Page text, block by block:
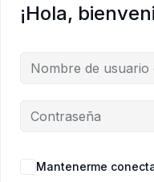
¡Hola,
Mantenerme